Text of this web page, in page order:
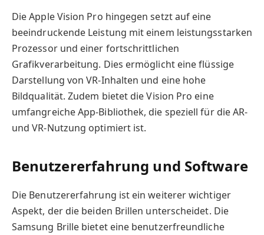
Die Apple Vision Pro hingegen setzt auf eine
beeindruckende Leistung mit einem leistungsstarken
Prozessor und einer fortschrittlichen
Grafikverarbeitung. Dies ermöglicht eine flüssige
Darstellung von VR-Inhalten und eine hohe
Bildqualität. Zudem bietet die Vision Pro eine
umfangreiche App-Bibliothek, die speziell für die AR-
und VR-Nutzung optimiert ist.
Benutzererfahrung und Software
Die Benutzererfahrung ist ein weiterer wichtiger
Aspekt, der die beiden Brillen unterscheidet. Die
Samsung Brille bietet eine benutzerfreundliche